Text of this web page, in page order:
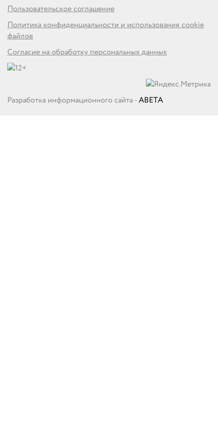
Пользовательское соглашение
Политика конфиденциальности и использования cookie
файлов
Согласие на обработку персональных данных
Разработка информационного сайта -ABETA